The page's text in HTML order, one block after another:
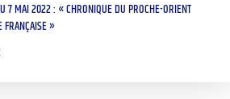
7 MAI 2022 : « CHRONIQUE DU PROCHE-ORIENT
FRANÇAISE »